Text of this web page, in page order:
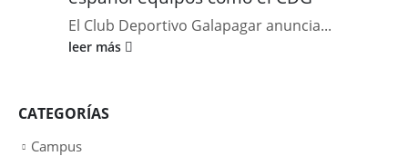
El Club Deportivo Galapagar anuncia...
leer más
CATEGORÍAS
Campus